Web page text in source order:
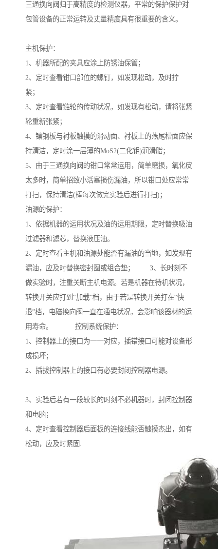
三通换向阀归于高精度的检测仪器，平常的保护保护对
包管设备的正常运转及丈量精度具有很重要的含义。
主机保护：
1、机器所配的夹具应涂上防锈油保管；
2、定时查看钳口部位的螺钉，如发现松动，及时拧
紧；
3、定时查看链轮的传动状况，如发现有松动，请将张紧
轮重新张紧；
4、镶钢板与衬板触摸的滑动面、衬板上的燕尾槽面应保
持清洁，定时涂一层薄的MoS2(二化钼)润滑脂；
5、由于三通换向阀的钳口常常运用，简单磨损，氧化皮
太多时，简单招致小活塞损伤漏油，所以钳口处应常常
打扫，保持清洁(棒每次做完实验后进行打扫)；
油源的保护：
1、依据机器的运用状况及油的运用期限，定时替换吸油
过滤器和滤芯，替换液压油。
2、定时查看主机和油源处能否有漏油的当地，如发现有
漏油，应及时替换密封圈或组合垫； 3、长时刻不
做实验时，注重关断主机电源。若是机器在待机状况，
转换开关应打到“加载”档，由于若是转换开关打在“快
退”档，电磁换向阀一直在通电状况，会影响该器材的运
用寿命。 控制系统保护：
1、控制器上的接口为一一对应，插错接口可能对设备形
成损坏；
2、插拔控制器上的接口有必要封闭控制器电源。
3、实验后若有一段较长的时刻不必机器时，封闭控制器
和电脑；
4、定时查看控制器后面板的连接线能否触摸杰出，如有
松动，应及时紧固.